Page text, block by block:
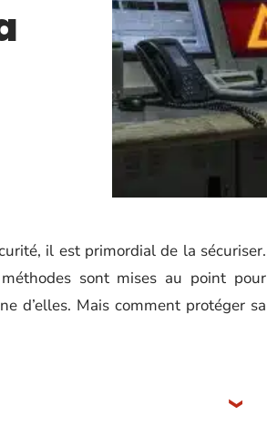
il est primordial de la sécuriser.
sont mises au point pour
d’elles. Mais comment protéger sa